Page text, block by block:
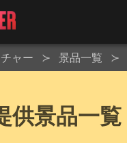
ャー 景品一覧
供景品一覧